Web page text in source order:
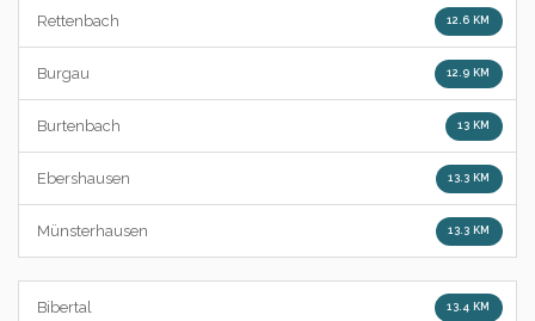
Rettenbach 12.6 KM
Burgau 12.9 KM
Burtenbach 13 KM
Ebershausen 13.3 KM
Münsterhausen 13.3 KM
Bibertal 13.4 KM